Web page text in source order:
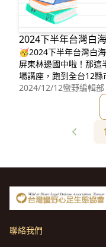
2024下半年台灣白
🥳2024下半年台灣白
屏東林邊國中啦！那
場講座，跑到全台12縣
支持，還有大家邀請我
已經持續好幾年了！
6場，超過1萬人聽講
們吧！💪👉不過舉辦
2024/12/12蠻野編輯部
1
聯絡我們